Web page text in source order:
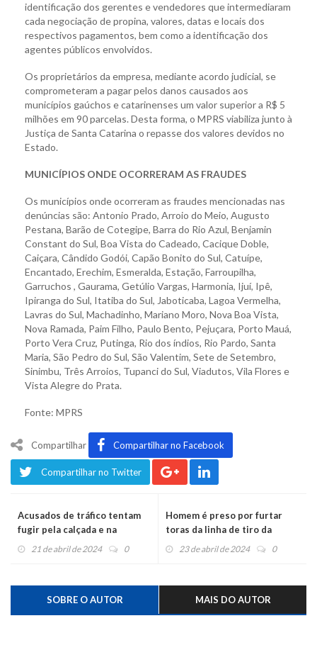
identificação dos gerentes e vendedores que intermediaram
cada negociação de propina, valores, datas e locais dos
respectivos pagamentos, bem como a identificação dos
agentes públicos envolvidos.
Os proprietários da empresa, mediante acordo judicial, se
comprometeram a pagar pelos danos causados aos
municípios gaúchos e catarinenses um valor superior a R$ 5
milhões em 90 parcelas. Desta forma, o MPRS viabiliza junto à
Justiça de Santa Catarina o repasse dos valores devidos no
Estado.
MUNICÍPIOS ONDE OCORRERAM AS FRAUDES
Os municípios onde ocorreram as fraudes mencionadas nas
denúncias são: Antonio Prado, Arroio do Meio, Augusto
Pestana, Barão de Cotegipe, Barra do Rio Azul, Benjamin
Constant do Sul, Boa Vista do Cadeado, Cacique Doble,
Caiçara, Cândido Godói, Capão Bonito do Sul, Catuípe,
Encantado, Erechim, Esmeralda, Estação, Farroupilha,
Garruchos , Gaurama, Getúlio Vargas, Harmonia, Ijuí, Ipê,
Ipiranga do Sul, Itatiba do Sul, Jaboticaba, Lagoa Vermelha,
Lavras do Sul, Machadinho, Mariano Moro, Nova Boa Vista,
Nova Ramada, Paim Filho, Paulo Bento, Pejuçara, Porto Mauá,
Porto Vera Cruz, Putinga, Rio dos índios, Rio Pardo, Santa
Maria, São Pedro do Sul, São Valentim, Sete de Setembro,
Sinimbu, Três Arroios, Tupanci do Sul, Viadutos, Vila Flores e
Vista Alegre do Prata.
Fonte: MPRS
Compartilhar Compartilhar no Facebook
Compartilhar no Twitter
Acusados de tráfico tentam
fugir pela calçada e na
contramão da RS-452, mas
21 de abril de 2024 0
Homem é preso por furtar
toras da linha de tiro da
Delegacia Regional
23 de abril de 2024 0
SOBRE O AUTOR MAIS DO AUTOR